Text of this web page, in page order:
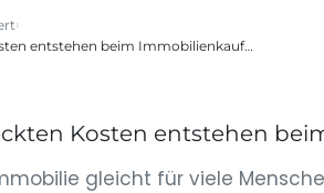
entstehen beim Immobilienkauf…
Kosten entstehen
gleicht für viele